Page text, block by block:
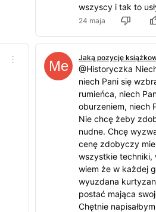
wszyscy i tak to
24 maja
Jaką pozycję
@Historyczka
niech Pani się
rumieńca, niech
oburzeniem, niech
Nie chcę żeby
nudne. Chcę
cenę zdobyczy
wszystkie techniki,
wiem że w każdej
wyuzdana
postać mająca
Chętnie